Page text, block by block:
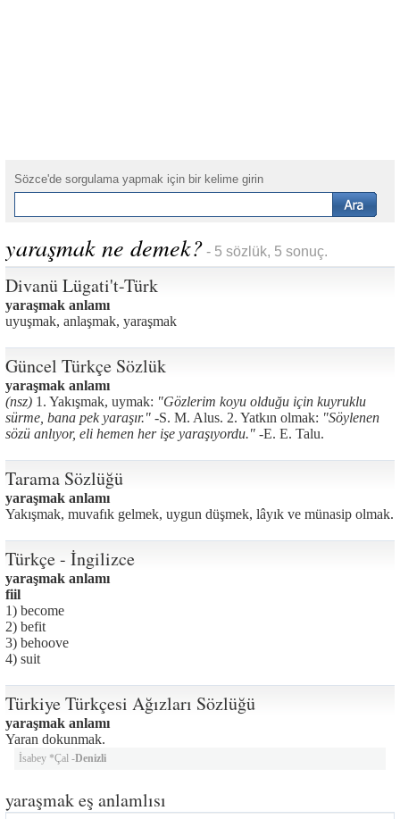
Sözce'de sorgulama yapmak için bir kelime girin
yaraşmak ne demek? - 5 sözlük, 5 sonuç.
Divanü Lügati't-Türk
yaraşmak anlamı
uyuşmak, anlaşmak, yaraşmak
Güncel Türkçe Sözlük
yaraşmak anlamı
(nsz) 1. Yakışmak, uymak: "Gözlerim koyu olduğu için kuyruklu
sürme, bana pek yaraşır." -S. M. Alus. 2. Yatkın olmak: "Söylenen
sözü anlıyor, eli hemen her işe yaraşıyordu." -E. E. Talu.
Tarama Sözlüğü
yaraşmak anlamı
Yakışmak, muvafık gelmek, uygun düşmek, lâyık ve münasip olmak.
Türkçe - İngilizce
yaraşmak anlamı
fiil
1) become
2) befit
3) behoove
4) suit
Türkiye Türkçesi Ağızları Sözlüğü
yaraşmak anlamı
Yaran dokunmak.
İsabey *Çal -Denizli
yaraşmak eş anlamlısı